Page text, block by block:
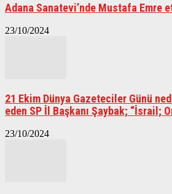
Adana Sanatevi’nde Mustafa Emre
23/10/2024
21 Ekim Dünya Gazeteciler Günü
eden SP İl Başkanı Şaybak; “İsrail;
23/10/2024